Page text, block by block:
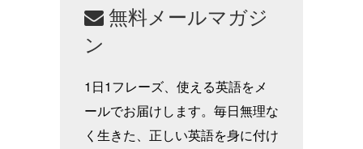
無料メールマガジ
ン
1日1フレーズ、使える英語をメ
ールでお届けします。毎日無理な
く生きた、正しい英語を身に付け